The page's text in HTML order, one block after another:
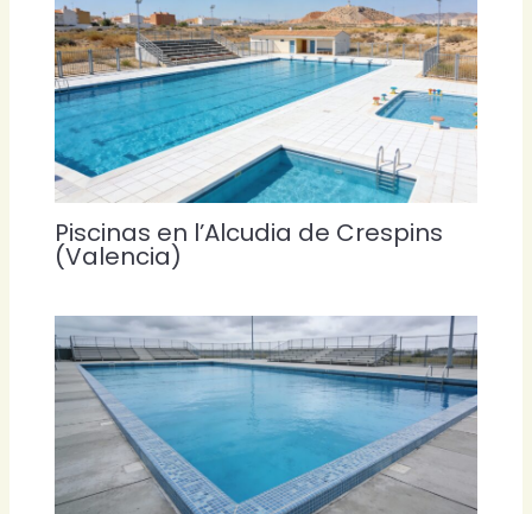
Piscinas en l’Alcudia de Crespins
(Valencia)